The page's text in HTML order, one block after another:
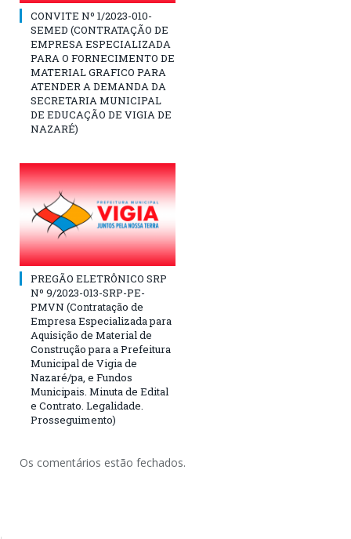
CONVITE Nº 1/2023-010-
SEMED (CONTRATAÇÃO DE
EMPRESA ESPECIALIZADA
PARA O FORNECIMENTO DE
MATERIAL GRAFICO PARA
ATENDER A DEMANDA DA
SECRETARIA MUNICIPAL
DE EDUCAÇÃO DE VIGIA DE
NAZARÉ)
PREGÃO ELETRÔNICO SRP
Nº 9/2023-013-SRP-PE-
PMVN (Contratação de
Empresa Especializada para
Aquisição de Material de
Construção para a Prefeitura
Municipal de Vigia de
Nazaré/pa, e Fundos
Municipais. Minuta de Edital
e Contrato. Legalidade.
Prosseguimento)
Os comentários estão fechados.